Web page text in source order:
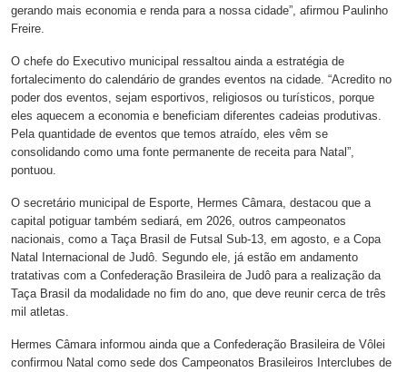
gerando mais economia e renda para a nossa cidade”, afirmou Paulinho
Freire.
O chefe do Executivo municipal ressaltou ainda a estratégia de
fortalecimento do calendário de grandes eventos na cidade. “Acredito no
poder dos eventos, sejam esportivos, religiosos ou turísticos, porque
eles aquecem a economia e beneficiam diferentes cadeias produtivas.
Pela quantidade de eventos que temos atraído, eles vêm se
consolidando como uma fonte permanente de receita para Natal”,
pontuou.
O secretário municipal de Esporte, Hermes Câmara, destacou que a
capital potiguar também sediará, em 2026, outros campeonatos
nacionais, como a Taça Brasil de Futsal Sub-13, em agosto, e a Copa
Natal Internacional de Judô. Segundo ele, já estão em andamento
tratativas com a Confederação Brasileira de Judô para a realização da
Taça Brasil da modalidade no fim do ano, que deve reunir cerca de três
mil atletas.
Hermes Câmara informou ainda que a Confederação Brasileira de Vôlei
confirmou Natal como sede dos Campeonatos Brasileiros Interclubes de